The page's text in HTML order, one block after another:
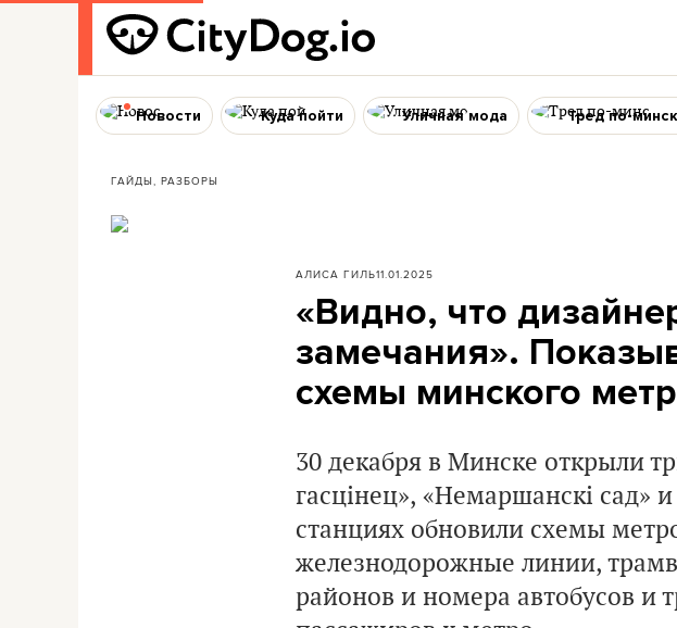
Новости Куда пойти Уличная мода Тред по-
ГАЙДЫ, РАЗБОРЫ
АЛИСА ГИЛЬ11.01.2025
«Видно, что
замечания».
схемы минского
30 декабря в Минске открыли
гасцінец», «Немаршанскі сад»
станциях обновили схемы
железнодорожные линии,
районов и номера автобусов и